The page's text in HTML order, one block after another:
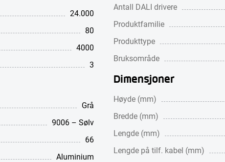
24.000
80
4000
3
Grå
9006 – Sølv
66
Aluminium
Antall DALI drivere
Produktfamilie
Produkttype
Bruksområde
Dimensjoner
Høyde (mm)
Bredde (mm)
Lengde (mm)
Lengde på tilf. kabel (mm)